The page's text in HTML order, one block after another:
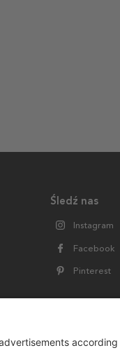
Śledź nas
Instagram
Facebook
Pinterest